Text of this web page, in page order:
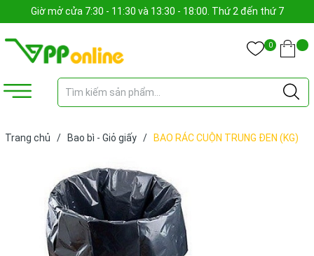
Giờ mở cửa 7:30 - 11:30 và 13:30 - 18:00. Thứ 2 đến thứ 7
0
Trang chủ / Bao bì - Giỏ giấy / BAO RÁC CUỘN TRUNG ĐEN (KG)